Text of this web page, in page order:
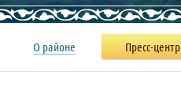
О районе Пресс-центр